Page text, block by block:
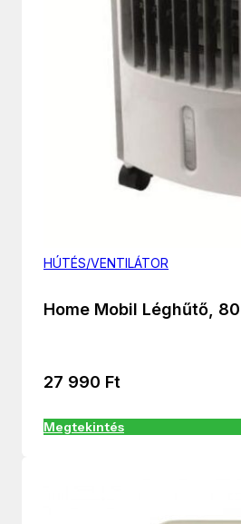
HÚTÉS/VENTILÁTOR
Home Mobil Léghűtő,
27 990 Ft
Megtekintés